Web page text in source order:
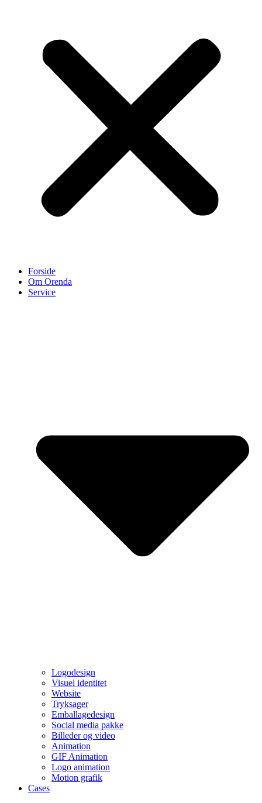
Forside
Om Orenda
Service
Logodesign
Visuel identitet
Website
Tryksager
Emballagedesign
Social media pakke
Billeder og video
Animation
GIF Animation
Logo animation
Motion grafik
Cases